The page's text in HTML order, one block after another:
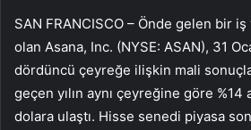
SAN FRANCISCO – Önde gelen bir
olan Asana, Inc. (NYSE: ASAN), 31
dördüncü çeyreğe ilişkin mali
geçen yılın aynı çeyreğine göre %14
dolara ulaştı. Hisse senedi piyasa